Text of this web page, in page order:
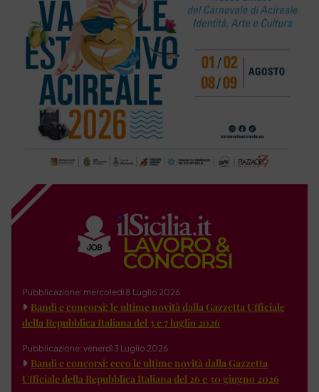
Pubblicazione: mercoledì 8 Luglio 2026
Bandi e concorsi: le ultime novità dalla Gazzetta Ufficiale
della Repubblica Italiana del 3 e 7 luglio 2026
Pubblicazione: venerdì 3 Luglio 2026
Bandi e concorsi: ecco le ultime novità dalla Gazzetta
Ufficiale della Repubblica Italiana del 26 e 30 giugno 2026